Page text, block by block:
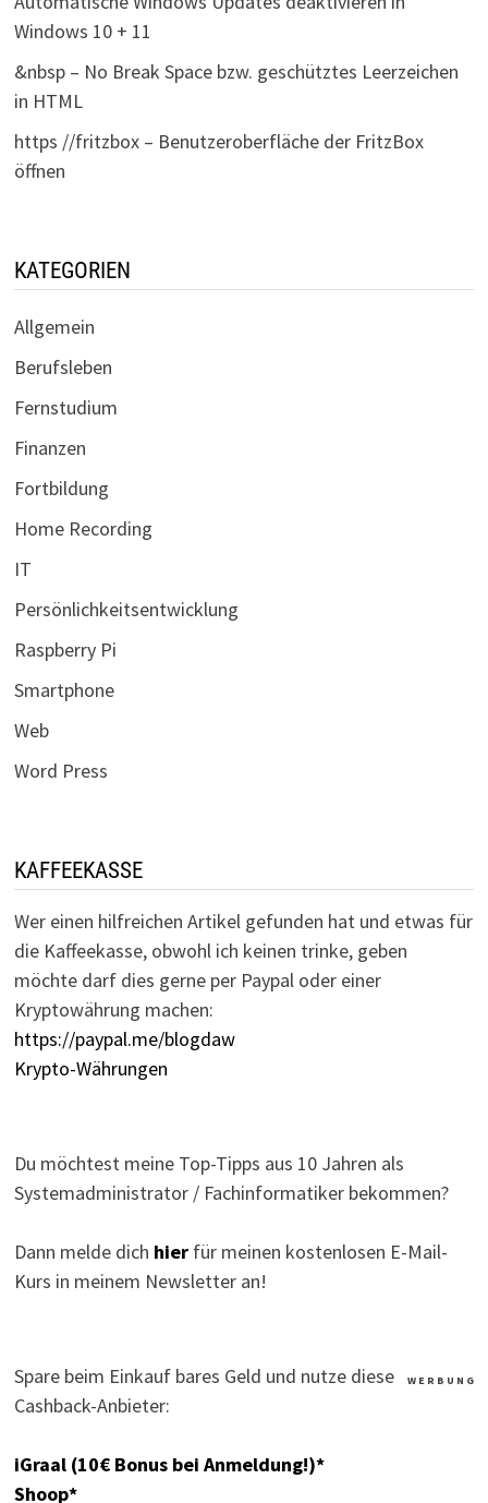
Windows 10 + 11
&nbsp – No Break Space bzw. geschütztes Leerzeichen
in HTML
https //fritzbox – Benutzeroberfläche der FritzBox
öffnen
KATEGORIEN
Allgemein
Berufsleben
Fernstudium
Finanzen
Fortbildung
Home Recording
IT
Persönlichkeitsentwicklung
Raspberry Pi
Smartphone
Web
Word Press
KAFFEEKASSE
Wer einen hilfreichen Artikel gefunden hat und etwas für
die Kaffeekasse, obwohl ich keinen trinke, geben
möchte darf dies gerne per Paypal oder einer
Kryptowährung machen:
https://paypal.me/blogdaw
Krypto-Währungen
Du möchtest meine Top-Tipps aus 10 Jahren als
Systemadministrator / Fachinformatiker bekommen?
Dann melde dich hierfür meinen kostenlosen E-Mail-
Kurs in meinem Newsletter an!
W E R B U N G
Spare beim Einkauf bares Geld und nutze diese
Cashback-Anbieter:
iGraal (10€ Bonus bei Anmeldung!)*
Shoop*